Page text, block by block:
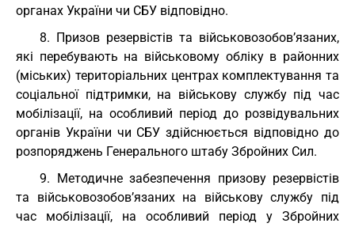
органах України чи СБУ відповідно.
8. Призов резервістів та військовозобов’язаних,
які перебувають на військовому обліку в районних
(міських) територіальних центрах комплектування та
соціальної підтримки, на військову службу під час
мобілізації, на особливий період до розвідувальних
органів України чи СБУ здійснюється відповідно до
розпоряджень Генерального штабу Збройних Сил.
9. Методичне забезпечення призову резервістів
та військовозобов’язаних на військову службу під
час мобілізації, на особливий період у Збройних